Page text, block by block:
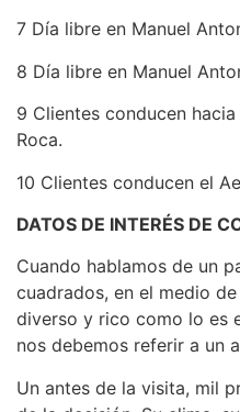
7 Día libre en Manuel
8 Día libre en Manuel
9 Clientes conducen
Roca.
10 Clientes conducen el
DATOS DE INTERÉS DE
Cuando hablamos de un
cuadrados, en el medio
diverso y rico como lo es
nos debemos referir a un
Un antes de la visita, mil